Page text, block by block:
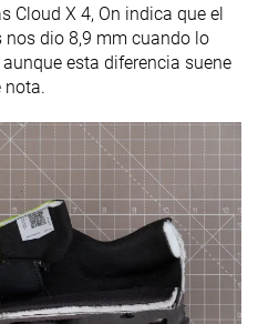
Cloud X 4, On indica que el
nos dio 8,9 mm cuando lo
esta diferencia suene
nota.